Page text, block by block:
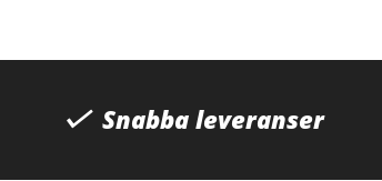
Snabba leveranser